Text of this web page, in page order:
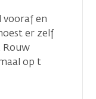
vooraf en
er zelf
Rouw
op t